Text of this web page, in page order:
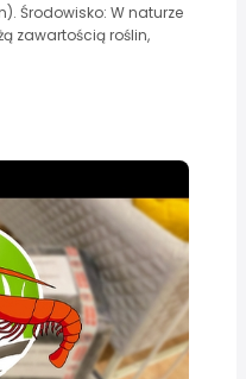
Środowisko: W naturze
zawartością roślin,